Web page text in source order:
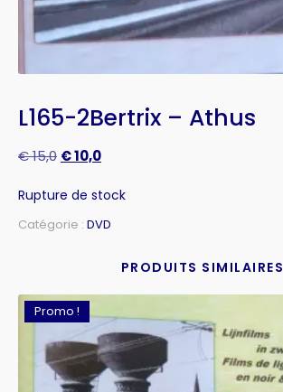
L165-2Bertrix – Athus
€15,0 €10,0
Rupture de stock
Catégorie : DVD
PRODUITS SIMILAIRES
Promo !